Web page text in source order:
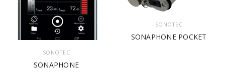
SONOTEC
SONAPHONE
SONOTEC
SONAPHONE POCKET